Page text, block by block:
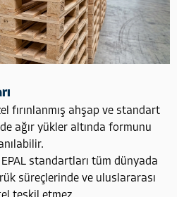
fırınlanmış ahşap ve standart
ağır yükler altında formunu
EPAL standartları tüm dünyada
süreçlerinde ve uluslararası